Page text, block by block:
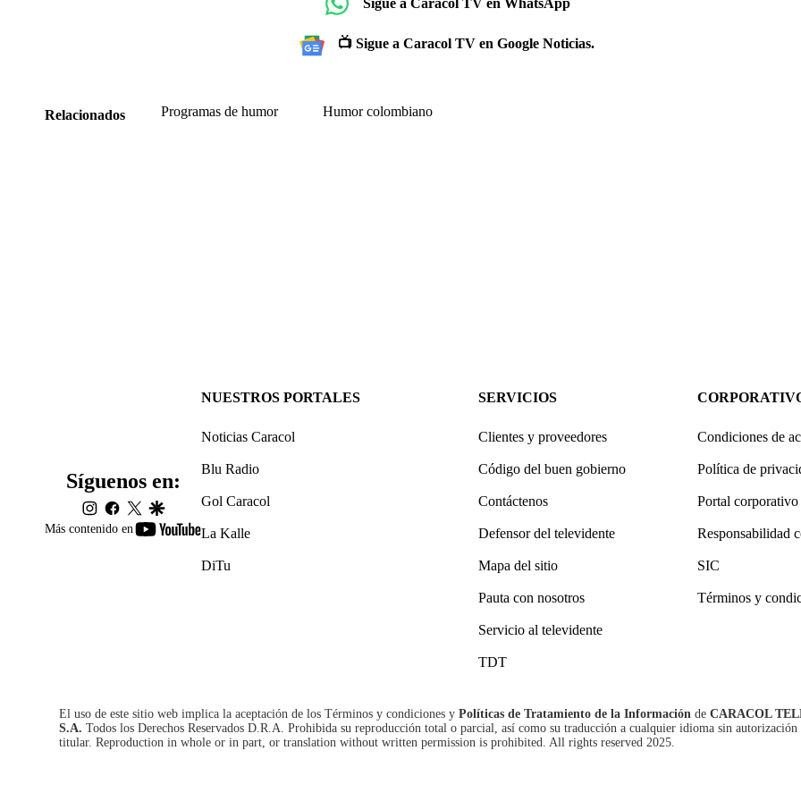
Sigue a Caracol TV en WhatsApp
📺 Sigue a Caracol TV en Google Noticias.
Relacionados Programas de humor Humor colombiano
Más contenido en
youtube-
Síguenos en:
instagram
facebook
twittergoogle
NUESTROS PORTALES
Noticias Caracol
Blu Radio
Gol Caracol
La Kalle
DiTu
SERVICIOS
Clientes y proveedores
Código del buen gobierno
Contáctenos
Defensor del televidente
Mapa del sitio
Pauta con nosotros
Servicio al televidente
TDT
Condiciones de
Política de
Portal corporativo
Responsabilidad
SIC
Términos y
El uso de este sitio web implica la aceptación de los Términos y condiciones y Políticas de Tratamiento de la Información de CARACOL
S.A. Todos los Derechos Reservados D.R.A. Prohibida su reproducción total o parcial, así como su traducción a cualquier idioma sin autorización
titular. Reproduction in whole or in part, or translation without written permission is prohibited. All rights reserved 2025.